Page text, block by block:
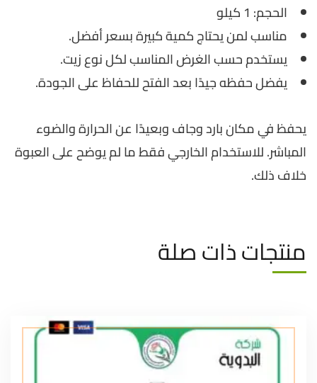
الحجم: 1 كيلو
مناسب لمن يحتاج كمية كبيرة بسعر أفضل.
يستخدم حسب الغرض المناسب لكل نوع زيت.
يفضل حفظه جيدًا بعد الفتح للحفاظ على الجودة.
يحفظ في مكان بارد وجاف وبعيدًا عن الحرارة والضوء
المباشر. للاستخدام الخارجي فقط ما لم يوضح على العبوة
خلاف ذلك.
منتجات ذات صلة